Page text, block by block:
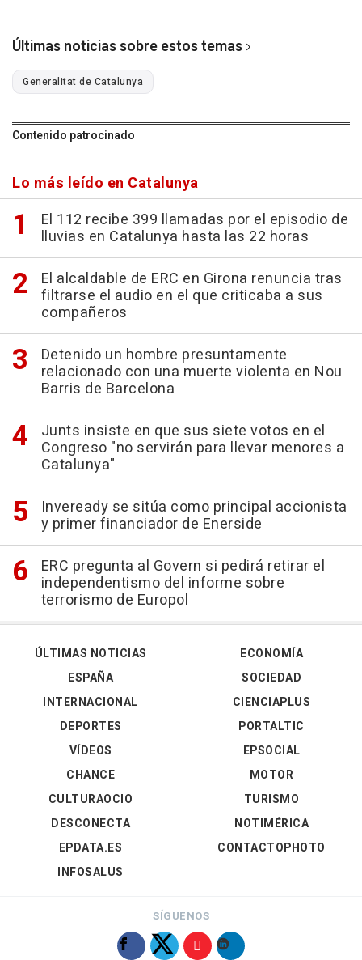
Últimas noticias sobre estos temas
Generalitat de Catalunya
Contenido patrocinado
Lo más leído en Catalunya
El 112 recibe 399 llamadas por el episodio de
lluvias en Catalunya hasta las 22 horas
El alcaldable de ERC en Girona renuncia tras
filtrarse el audio en el que criticaba a sus
compañeros
Detenido un hombre presuntamente
relacionado con una muerte violenta en Nou
Barris de Barcelona
Junts insiste en que sus siete votos en el
Congreso "no servirán para llevar menores a
Catalunya"
Inveready se sitúa como principal accionista
y primer financiador de Enerside
ERC pregunta al Govern si pedirá retirar el
independentismo del informe sobre
terrorismo de Europol
ÚLTIMAS NOTICIAS
ESPAÑA
INTERNACIONAL
DEPORTES
VÍDEOS
ECONOMÍA
SOCIEDAD
CIENCIAPLUS
PORTALTIC
EPSOCIAL
CHANCE
CULTURAOCIO
DESCONECTA
EPDATA.ES
INFOSALUS
MOTOR
TURISMO
NOTIMÉRICA
CONTACTOPHOTO
SÍGUENOS